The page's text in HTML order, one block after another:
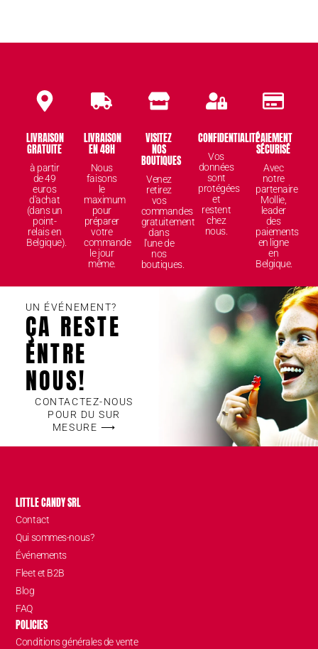
LIVRAISON
GRATUITE
à partir
de 49
euros
d'achat
(dans un
point-
relais en
Belgique).
LIVRAISON
EN 48H
Nous
faisons
le
maximum
pour
préparer
votre
commande
le jour
même.
VISITEZ
NOS
BOUTIQUES
Venez
retirez
vos
commandes
gratuitement
dans
l'une de
nos
boutiques.
CONFIDENTIALITÉ
Vos
données
sont
protégées
et
restent
chez
nous.
PAIEMENT
SÉCURISÉ
Avec
notre
partenaire
Mollie,
leader
des
paiements
en ligne
en
Belgique.
UN ÉVÉNEMENT?
ÇA RESTE
ENTRE
NOUS!
CONTACTEZ-NOUS
POUR DU SUR
MESURE ⟶
LITTLE CANDY SRL
Contact
Qui sommes-nous?
Événements
Fleet et B2B
Blog
FAQ
POLICIES
Conditions générales de vente